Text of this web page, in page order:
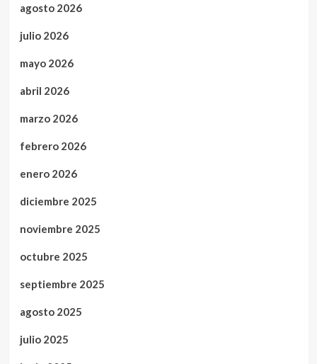
agosto 2026
julio 2026
mayo 2026
abril 2026
marzo 2026
febrero 2026
enero 2026
diciembre 2025
noviembre 2025
octubre 2025
septiembre 2025
agosto 2025
julio 2025